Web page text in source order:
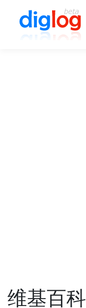
维基百科